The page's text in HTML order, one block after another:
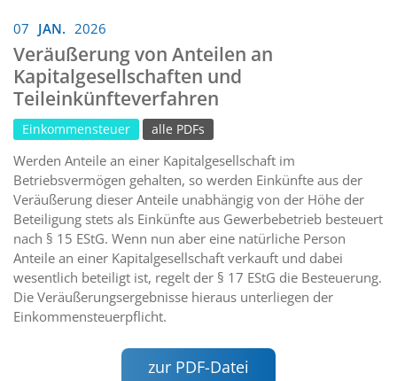
07 JAN. 2026
Veräußerung von Anteilen an
Kapitalgesellschaften und
Teileinkünfteverfahren
Einkommensteuer alle PDFs
Werden Anteile an einer Kapitalgesellschaft im
Betriebsvermögen gehalten, so werden Einkünfte aus der
Veräußerung dieser Anteile unabhängig von der Höhe der
Beteiligung stets als Einkünfte aus Gewerbebetrieb besteuert
nach § 15 EStG. Wenn nun aber eine natürliche Person
Anteile an einer Kapitalgesellschaft verkauft und dabei
wesentlich beteiligt ist, regelt der § 17 EStG die Besteuerung.
Die Veräußerungsergebnisse hieraus unterliegen der
Einkommensteuerpflicht.
zur PDF-Datei